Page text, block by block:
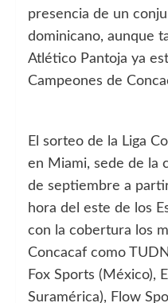
presencia de un
dominicano, aunque
Atlético Pantoja ya
Campeones de
El sorteo de la Liga
en Miami, sede de la
de septiembre a
hora del este de los
con la cobertura los
Concacaf como
Fox Sports (México),
Suramérica), Flow